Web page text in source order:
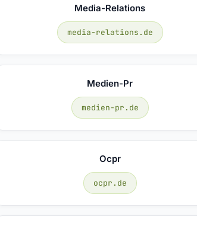
Media-Relations
media-relations.de
Medien-Pr
medien-pr.de
Ocpr
ocpr.de